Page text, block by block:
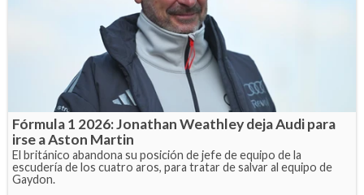
Fórmula 1 2026: Jonathan Weathley deja Audi para
irse a Aston Martin
El británico abandona su posición de jefe de equipo de la
escudería de los cuatro aros, para tratar de salvar al equipo de
Gaydon.